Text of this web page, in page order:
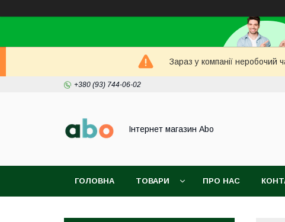
Зараз у компанії неробочий
+380 (93) 744-06-02
Інтернет магазин Abo
ГОЛОВНА ТОВАРИ ПРО НАС